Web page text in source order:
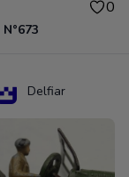
0
Delfiar